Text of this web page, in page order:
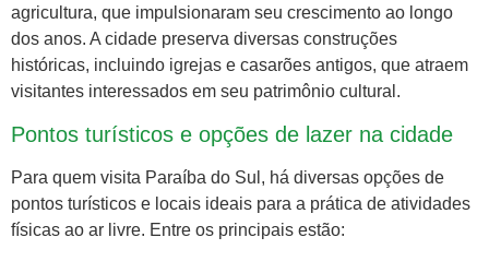
agricultura, que impulsionaram seu crescimento ao longo
dos anos. A cidade preserva diversas construções
históricas, incluindo igrejas e casarões antigos, que atraem
visitantes interessados em seu patrimônio cultural.
Pontos turísticos e opções de lazer na cidade
Para quem visita Paraíba do Sul, há diversas opções de
pontos turísticos e locais ideais para a prática de atividades
físicas ao ar livre. Entre os principais estão: